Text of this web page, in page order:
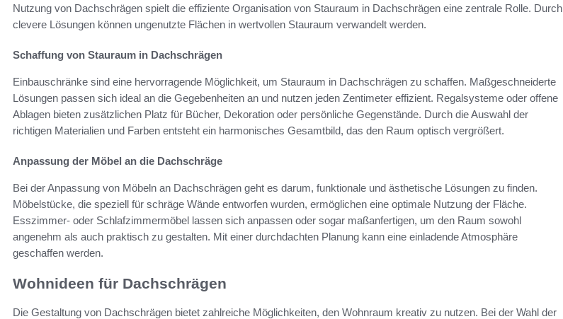
Nutzung von Dachschrägen spielt die effiziente Organisation von Stauraum in Dachschrägen eine zentrale Rolle. Durch
clevere Lösungen können ungenutzte Flächen in wertvollen Stauraum verwandelt werden.
Schaffung von Stauraum in Dachschrägen
Einbauschränke sind eine hervorragende Möglichkeit, um Stauraum in Dachschrägen zu schaffen. Maßgeschneiderte
Lösungen passen sich ideal an die Gegebenheiten an und nutzen jeden Zentimeter effizient. Regalsysteme oder offene
Ablagen bieten zusätzlichen Platz für Bücher, Dekoration oder persönliche Gegenstände. Durch die Auswahl der
richtigen Materialien und Farben entsteht ein harmonisches Gesamtbild, das den Raum optisch vergrößert.
Anpassung der Möbel an die Dachschräge
Bei der Anpassung von Möbeln an Dachschrägen geht es darum, funktionale und ästhetische Lösungen zu finden.
Möbelstücke, die speziell für schräge Wände entworfen wurden, ermöglichen eine optimale Nutzung der Fläche.
Esszimmer- oder Schlafzimmermöbel lassen sich anpassen oder sogar maßanfertigen, um den Raum sowohl
angenehm als auch praktisch zu gestalten. Mit einer durchdachten Planung kann eine einladende Atmosphäre
geschaffen werden.
Wohnideen für Dachschrägen
Die Gestaltung von Dachschrägen bietet zahlreiche Möglichkeiten, den Wohnraum kreativ zu nutzen. Bei der Wahl der